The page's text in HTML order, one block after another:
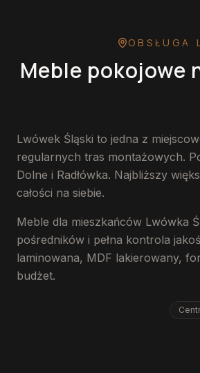
OBSŁUGA
Meble pokojowe
Lwówek Śląski to jedna z
regularnych tras montażowych.
Dolne i Radłówka. Najbliższy
całości na siebie.
Meble dla mieszkańców Lwówka
pośredników i pełna kontrola
laminowana, MDF lakierowany,
budżet.